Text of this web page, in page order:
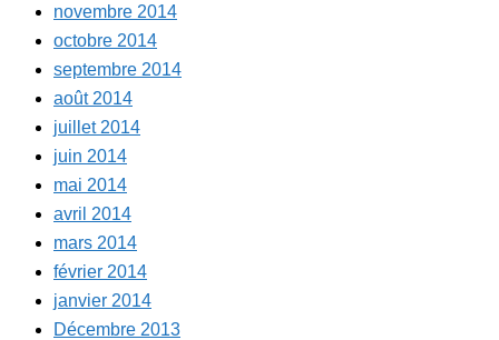
novembre 2014
octobre 2014
septembre 2014
août 2014
juillet 2014
juin 2014
mai 2014
avril 2014
mars 2014
février 2014
janvier 2014
Décembre 2013